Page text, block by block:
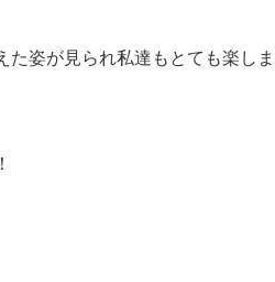
姿が見られ私達もとても楽し